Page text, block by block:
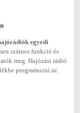
egyedi
számos funkció és
meg. Hajózási rádió
programozni az